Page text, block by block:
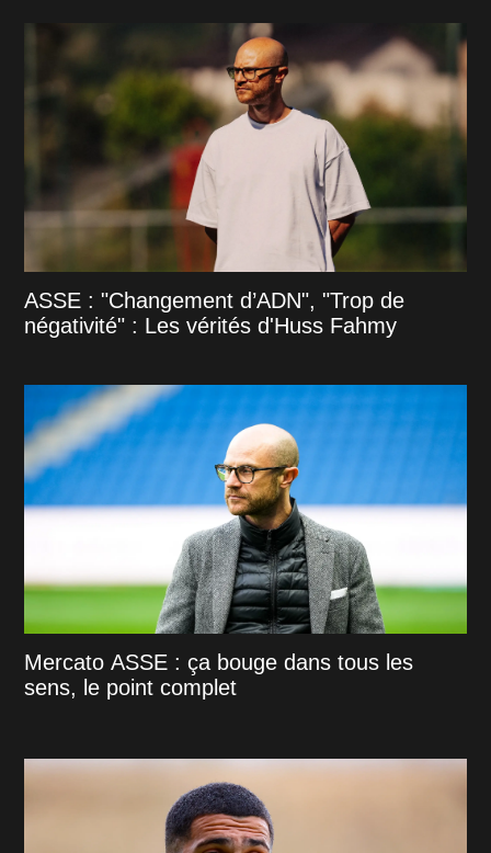
ASSE : "Changement d’ADN", "Trop de
négativité" : Les vérités d'Huss Fahmy
Mercato ASSE : ça bouge dans tous les
sens, le point complet